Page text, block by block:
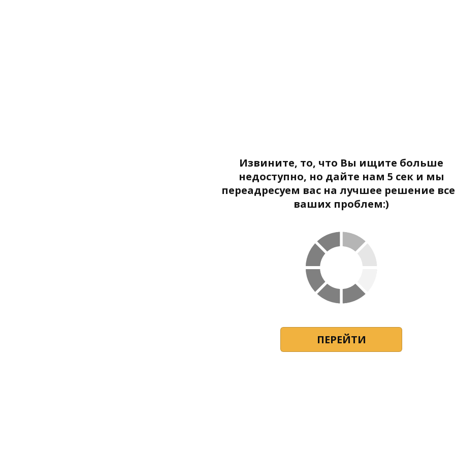
Извините, то, что Вы ищите больше
недоступно, но дайте нам 5 сек и мы
переадресуем вас на лучшее решение
ваших проблем:)
ПЕРЕЙТИ